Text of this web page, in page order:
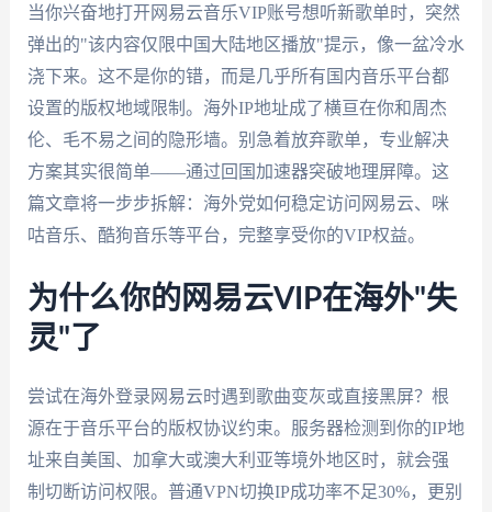
当你兴奋地打开网易云音乐VIP账号想听新歌单时，突然
弹出的"该内容仅限中国大陆地区播放"提示，像一盆冷水
浇下来。这不是你的错，而是几乎所有国内音乐平台都
设置的版权地域限制。海外IP地址成了横亘在你和周杰
伦、毛不易之间的隐形墙。别急着放弃歌单，专业解决
方案其实很简单——通过回国加速器突破地理屏障。这
篇文章将一步步拆解：海外党如何稳定访问网易云、咪
咕音乐、酷狗音乐等平台，完整享受你的VIP权益。
为什么你的网易云VIP在海外"失
灵"了
尝试在海外登录网易云时遇到歌曲变灰或直接黑屏？根
源在于音乐平台的版权协议约束。服务器检测到你的IP地
址来自美国、加拿大或澳大利亚等境外地区时，就会强
制切断访问权限。普通VPN切换IP成功率不足30%，更别